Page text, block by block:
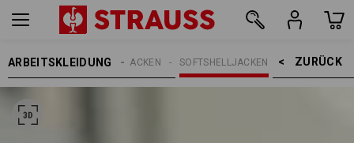
ARBEITSKLEIDUNG ZURÜCK    >
SOFTSHELLJACKEN
ARBEITSJACKEN
HERREN